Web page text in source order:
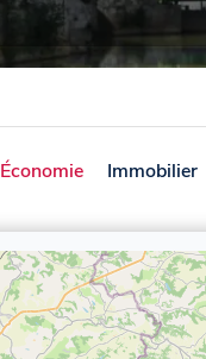
Économie Immobilier